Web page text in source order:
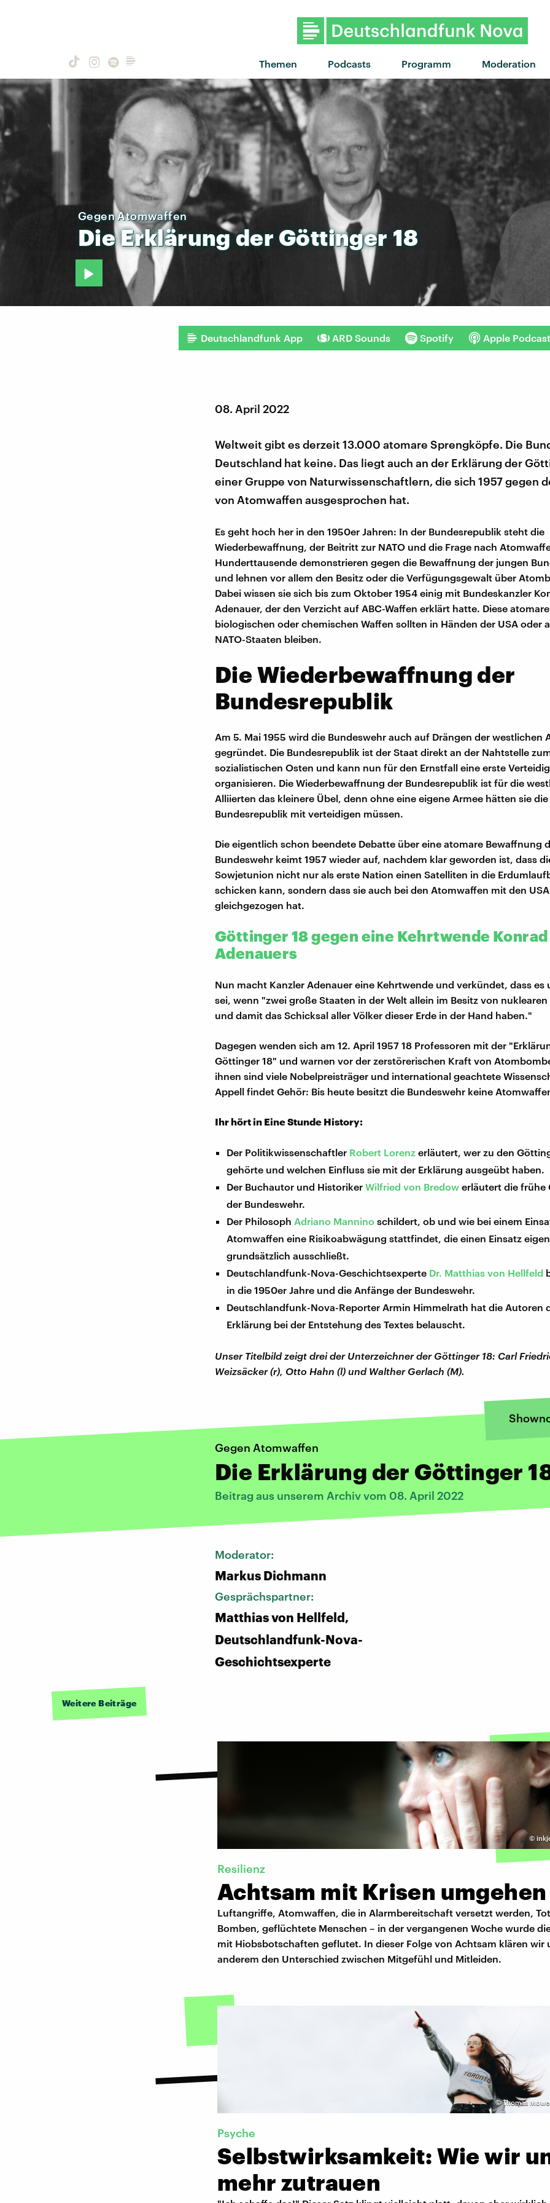
Themen Podcasts Programm Moderation
"Foundations" von Kate
Gegen Atomwaffen
DieErklärungder Göttinger 18
Deutschlandfunk App ARD Sounds Spotify Apple
08. April 2022
Weltweit gibt es derzeit 13.000 atomare Sprengköpfe. Die
Deutschland hat keine. Das liegt auch an der Erklärung der
einer Gruppe von Naturwissenschaftlern, die sich 1957 gegen
von Atomwaffen ausgesprochen hat.
Es geht hoch her in den 1950er Jahren: In der Bundesrepublik steht die
Wiederbewaffnung, der Beitritt zur NATO und die Frage nach
Hunderttausende demonstrieren gegen die Bewaffnung der jungen
und lehnen vor allem den Besitz oder die Verfügungsgewalt über
Dabei wissen sie sich bis zum Oktober 1954 einig mit Bundeskanzler
Adenauer, der den Verzicht auf ABC-Waffen erklärt hatte. Diese
biologischen oder chemischen Waffen sollten in Händen der USA oder
NATO-Staaten bleiben.
Die Wiederbewaffnung der
Bundesrepublik
Am 5. Mai 1955 wird die Bundeswehr auch auf Drängen der westlichen
gegründet. Die Bundesrepublik ist der Staat direkt an der Nahtstelle
sozialistischen Osten und kann nun für den Ernstfall eine erste
organisieren. Die Wiederbewaffnung der Bundesrepublik ist für die
Alliierten das kleinere Übel, denn ohne eine eigene Armee hätten sie die
Bundesrepublik mit verteidigen müssen.
Die eigentlich schon beendete Debatte über eine atomare Bewaffnung
Bundeswehr keimt 1957 wieder auf, nachdem klar geworden ist, dass
Sowjetunion nicht nur als erste Nation einen Satelliten in die
schicken kann, sondern dass sie auch bei den Atomwaffen mit den USA
gleichgezogen hat.
Göttinger 18 gegen eine Kehrtwende Konrad
Adenauers
Nun macht Kanzler Adenauer eine Kehrtwende und verkündet, dass es
sei, wenn "zwei große Staaten in der Welt allein im Besitz von nuklearen
und damit das Schicksal aller Völker dieser Erde in der Hand haben."
Dagegen wenden sich am 12. April 1957 18 Professoren mit der
Göttinger 18" und warnen vor der zerstörerischen Kraft von
ihnen sind viele Nobelpreisträger und international geachtete
Appell findet Gehör: Bis heute besitzt die Bundeswehr keine
Ihr hört in Eine Stunde History:
Der Politikwissenschaftler Robert Lorenz erläutert, wer zu den
gehörte und welchen Einfluss sie mit der Erklärung ausgeübt haben.
Der Buchautor und HistorikerWilfried von Bredow erläutert die frühe
der Bundeswehr.
Der Philosoph Adriano Mannino schildert, ob und wie bei einem
Atomwaffen eine Risikoabwägung stattfindet, die einen Einsatz
grundsätzlich ausschließt.
Deutschlandfunk-Nova-Geschichtsexperte Dr. Matthias von Hellfeld
in die 1950er Jahre und die Anfänge der Bundeswehr.
Deutschlandfunk-Nova-Reporter Armin Himmelrath hat die Autoren
Erklärung bei der Entstehung des Textes belauscht.
Unser Titelbild zeigt drei der Unterzeichner der Göttinger 18: Carl
Weizsäcker (r), Otto Hahn (l) und Walther Gerlach (M).
Gegen Atomwaffen
Die Erklärung der Göttinger
Beitrag aus unserem Archiv vom 08. April 2022
Moderator:
Markus Dichmann
Gesprächspartner:
Matthias von Hellfeld,
Deutschlandfunk-Nova-
Geschichtsexperte
Weitere Beiträge
©
Resilienz
Achtsam mit Krisen umgehen
Luftangriffe, Atomwaffen, die in Alarmbereitschaft versetzt werden,
Bomben, geflüchtete Menschen – in der vergangenen Woche wurde
mit Hiobsbotschaften geflutet. In dieser Folge von Achtsam klären wir
anderem den Unterschied zwischen Mitgefühl und Mitleiden.
©Thomas
Psyche
Selbstwirksamkeit: Wie wir
mehr zutrauen